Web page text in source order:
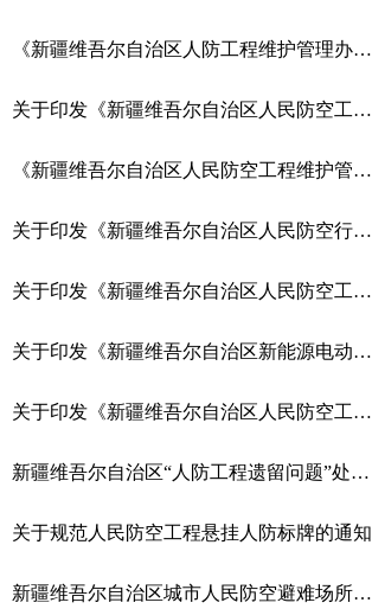
《新疆维吾尔自治区人防工程维护管理办法 》政策解读
关于印发《新疆维吾尔自治区人民防空工程维护管理办法》的通知
《新疆维吾尔自治区人民防空工程维护管理办法》起草说明
关于印发《新疆维吾尔自治区人民防空行政处罚裁量基准细则》的通知
关于印发《新疆维吾尔自治区人民防空工程建设行政审批管理规定》的通知
关于印发《新疆维吾尔自治区新能源电动汽车充电设施在人防工程内安装使用指引》的通知
关于印发《新疆维吾尔自治区人民防空工程平战转换技术规定（试行）》的通知
新疆维吾尔自治区“人防工程遗留问题”处理程序的意见
关于规范人民防空工程悬挂人防标牌的通知
新疆维吾尔自治区城市人民防空避难场所标志标准（试行）